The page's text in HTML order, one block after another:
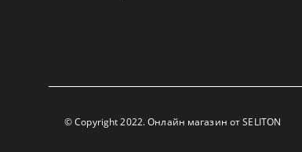
© Copyright 2022. Онлайн магазин от SELITON